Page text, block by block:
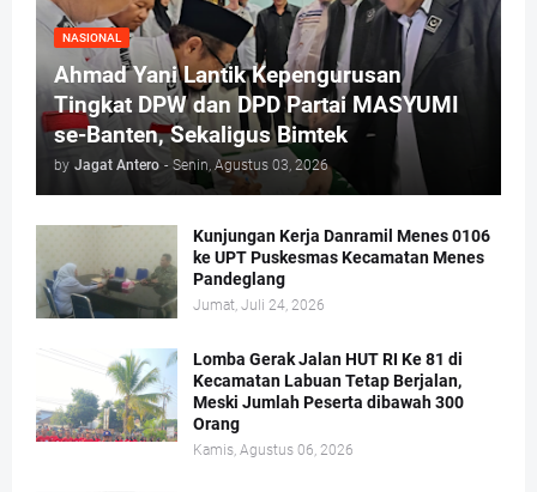
NASIONAL
Ahmad Yani Lantik Kepengurusan
Tingkat DPW dan DPD Partai MASYUMI
se-Banten, Sekaligus Bimtek
by Jagat Antero - Senin, Agustus 03, 2026
Kunjungan Kerja Danramil Menes 0106
ke UPT Puskesmas Kecamatan Menes
Pandeglang
Jumat, Juli 24, 2026
Lomba Gerak Jalan HUT RI Ke 81 di
Kecamatan Labuan Tetap Berjalan,
Meski Jumlah Peserta dibawah 300
Orang
Kamis, Agustus 06, 2026